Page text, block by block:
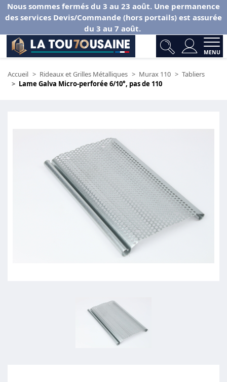
Nous sommes fermés du 3 au 23 août. Une permanence
des services Devis/Commande (hors portails) est assurée
du 3 au 7 août.
MENU
Accueil Rideaux et Grilles Métalliques Murax 110
Tabliers
Lame Galva Micro-perforée 6/10°, pas de 110